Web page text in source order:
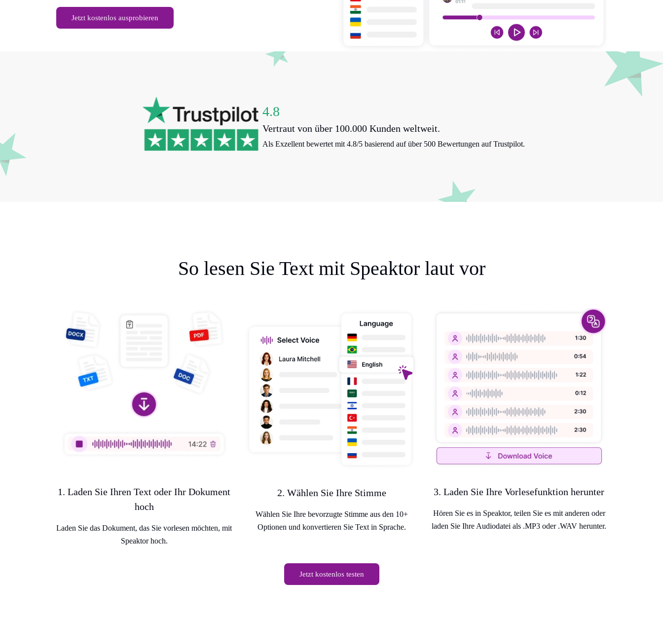
Jetzt kostenlos ausprobieren
4.8
Vertraut von über 100.000 Kunden weltweit.
Als Exzellent bewertet mit 4.8/5 basierend auf über 500 Bewertungen auf Trustpilot.
So lesen Sie Text mit Speaktor laut vor
1. Laden Sie Ihren Text oder Ihr Dokument
hoch
Laden Sie das Dokument, das Sie vorlesen möchten, mit
Speaktor hoch.
2. Wählen Sie Ihre Stimme
Wählen Sie Ihre bevorzugte Stimme aus den 10+
Optionen und konvertieren Sie Text in Sprache.
3. Laden Sie Ihre Vorlesefunktion herunter
Hören Sie es in Speaktor, teilen Sie es mit anderen oder
laden Sie Ihre Audiodatei als .MP3 oder .WAV herunter.
Jetzt kostenlos testen